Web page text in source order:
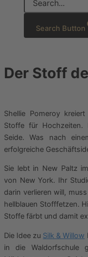
Search Button
Der Stoff
Shellie Pomeroy
Stoffe für Hochzeiten.
Seide. Was nach
erfolgreiche
Sie lebt in New Paltz
von New York. Ihr
darin verlieren will,
hellblauen Stofffetzen.
Stoffe färbt und damit
Die Idee zu Silk & Willow
in die Waldorfschule